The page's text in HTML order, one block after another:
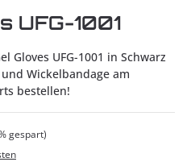
UFG-1001
Gloves UFG-1001 in Schwarz
Wickelbandage am
bestellen!
gespart)